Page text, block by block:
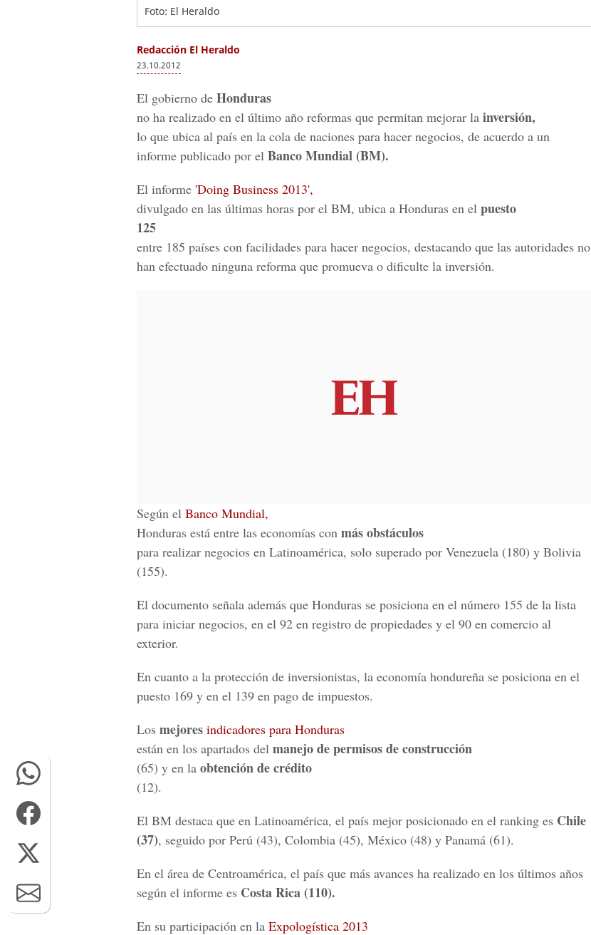
Foto: El Heraldo
Redacción El Heraldo
23.10.2012
El gobierno de Honduras
no ha realizado en el último año reformas que permitan mejorar la inversión,
lo que ubica al país en la cola de naciones para hacer negocios, de acuerdo a un
informe publicado por el Banco Mundial (BM).
El informe 'Doing Business 2013',
divulgado en las últimas horas por el BM, ubica a Honduras en el puesto
125
entre 185 países con facilidades para hacer negocios, destacando que las autoridades no
han efectuado ninguna reforma que promueva o dificulte la inversión.
Según el Banco Mundial,
Honduras está entre las economías con más obstáculos
para realizar negocios en Latinoamérica, solo superado por Venezuela (180) y Bolivia
(155).
El documento señala además que Honduras se posiciona en el número 155 de la lista
para iniciar negocios, en el 92 en registro de propiedades y el 90 en comercio al
exterior.
En cuanto a la protección de inversionistas, la economía hondureña se posiciona en el
puesto 169 y en el 139 en pago de impuestos.
Los mejores indicadores para Honduras
están en los apartados del manejo de permisos de construcción
(65) y en la obtención de crédito
(12).
El BM destaca que en Latinoamérica, el país mejor posicionado en el ranking es Chile
(37), seguido por Perú (43), Colombia (45), México (48) y Panamá (61).
En el área de Centroamérica, el país que más avances ha realizado en los últimos años
según el informe es Costa Rica (110).
En su participación en la Expologística 2013